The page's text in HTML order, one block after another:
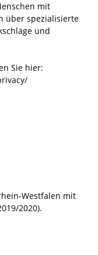
mit
über spezialisierte
und
Sie hier:
Westfalen mit
2020).